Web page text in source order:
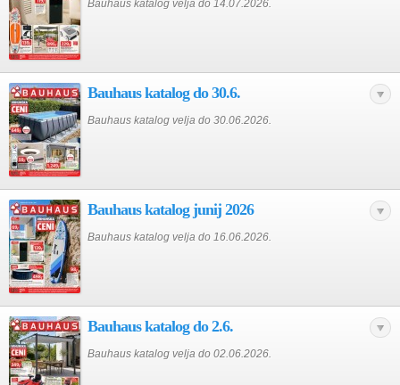
Bauhaus katalog velja do 14.07.2026.
Bauhaus katalog do 30.6.
Bauhaus katalog velja do 30.06.2026.
Bauhaus katalog junij 2026
Bauhaus katalog velja do 16.06.2026.
Bauhaus katalog do 2.6.
Bauhaus katalog velja do 02.06.2026.